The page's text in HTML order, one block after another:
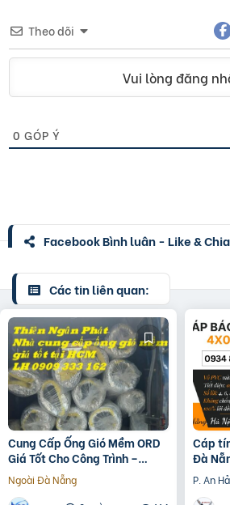
Theo dõi
Vui lòng đăng
0 GÓP Ý
Facebook Bình luận - Like &
Các tin liên quan:
Cung Cấp Ống Gió Mềm ORD
Giá Tốt Cho Công Trình –
Chính Hãng
Ngoài Đà Nẵng
Cáp
Đà
sẵn số
P. An